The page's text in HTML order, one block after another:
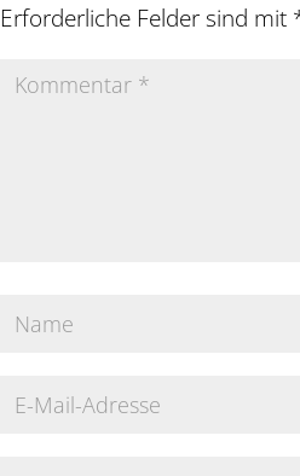
Erforderliche Felder sind mit